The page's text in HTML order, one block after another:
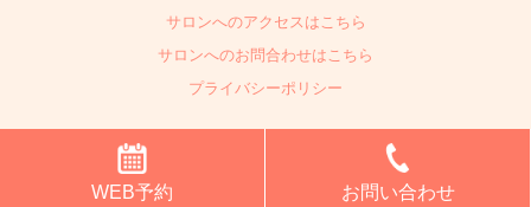
サロンへのアクセスはこちら
サロンへのお問合わせはこちら
プライバシーポリシー
WEB予約 お問い合わせ